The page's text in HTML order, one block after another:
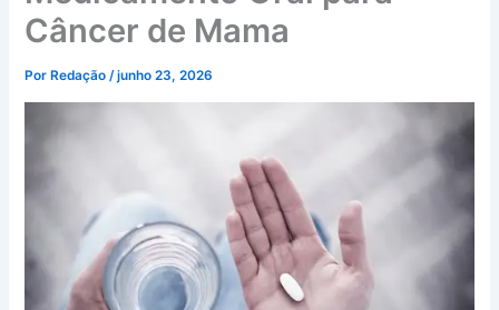
Câncer de Mama
Por Redação/junho 23, 2026